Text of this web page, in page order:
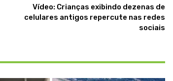
Vídeo: Crianças exibindo dezenas de
celulares antigos repercute nas redes
sociais